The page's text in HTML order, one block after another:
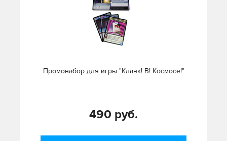
Промонабор для игры "Кланк! В! Космосе!"
490 руб.